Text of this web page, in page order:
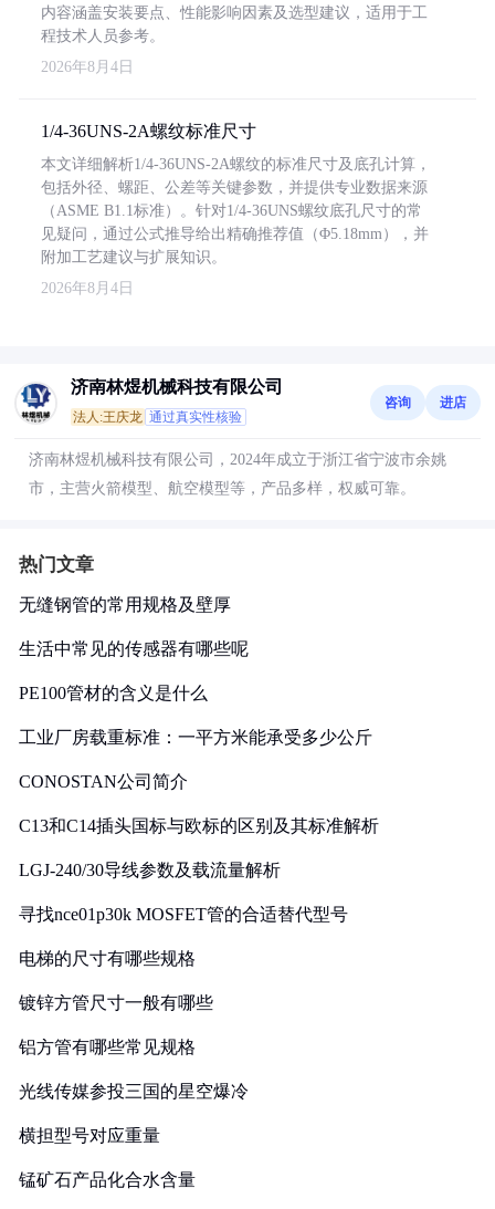
内容涵盖安装要点、性能影响因素及选型建议，适用于工
程技术人员参考。
2026年8月4日
1/4-36UNS-2A螺纹标准尺寸
本文详细解析1/4-36UNS-2A螺纹的标准尺寸及底孔计算，
包括外径、螺距、公差等关键参数，并提供专业数据来源
（ASME B1.1标准）。针对1/4-36UNS螺纹底孔尺寸的常
见疑问，通过公式推导给出精确推荐值（Φ5.18mm），并
附加工艺建议与扩展知识。
2026年8月4日
济南林煜机械科技有限公司
法人:王庆龙 通过真实性核验
咨询 进店
济南林煜机械科技有限公司，2024年成立于浙江省宁波市余姚
市，主营火箭模型、航空模型等，产品多样，权威可靠。
热门文章
无缝钢管的常用规格及壁厚
生活中常见的传感器有哪些呢
PE100管材的含义是什么
工业厂房载重标准：一平方米能承受多少公斤
CONOSTAN公司简介
C13和C14插头国标与欧标的区别及其标准解析
LGJ-240/30导线参数及载流量解析
寻找nce01p30k MOSFET管的合适替代型号
电梯的尺寸有哪些规格
镀锌方管尺寸一般有哪些
铝方管有哪些常见规格
光线传媒参投三国的星空爆冷
横担型号对应重量
锰矿石产品化合水含量